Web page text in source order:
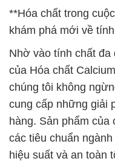
**Hóa chất trong
khám phá mới về
Nhờ vào tính chất đa
của Hóa chất
chúng tôi không
cung cấp những giải
hàng. Sản phẩm của
các tiêu chuẩn
hiệu suất và an toàn